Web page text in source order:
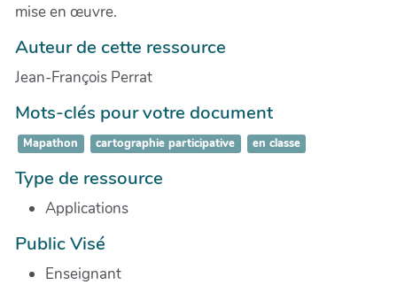
mise en œuvre.
Auteur de cette ressource
Jean-François Perrat
Mots-clés pour votre document
Mapathon cartographie participative en classe
Type de ressource
Applications
Public Visé
Enseignant